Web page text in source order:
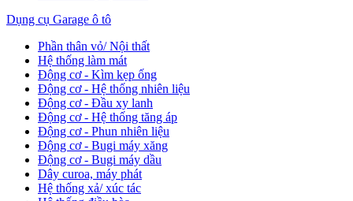
Dụng cụ Garage ô tô
Phần thân vỏ/ Nội thất
Hệ thống làm mát
Động cơ - Kìm kẹp ống
Động cơ - Hệ thống nhiên liệu
Động cơ - Đầu xy lanh
Động cơ - Hệ thống tăng áp
Động cơ - Phun nhiên liệu
Động cơ - Bugi máy xăng
Động cơ - Bugi máy dầu
Dây curoa, máy phát
Hệ thống xả/ xúc tác